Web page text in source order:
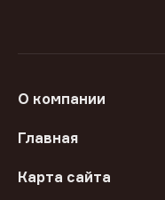
О компании
Главная
Карта сайта